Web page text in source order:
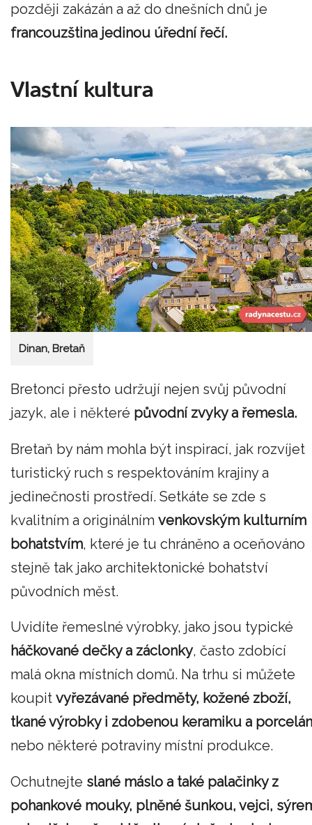
později zakázán a až do dnešních dnů je
francouzština jedinou úřední řečí.
Vlastní kultura
Dinan, Bretaň
Bretonci přesto udržují nejen svůj původní
jazyk, ale i některé původní zvyky a řemesla.
Bretaň by nám mohla být inspirací, jak rozvíjet
turistický ruch s respektováním krajiny a
jedinečnosti prostředí. Setkáte se zde s
kvalitním a originálním venkovským kulturním
bohatstvím, které je tu chráněno a oceňováno
stejně tak jako architektonické bohatství
původních měst.
Uvidíte řemeslné výrobky, jako jsou typické
háčkované dečky a záclonky, často zdobící
malá okna místních domů. Na trhu si můžete
koupit vyřezávané předměty, kožené zboží,
tkané výrobky i zdobenou keramiku a porcelán
nebo některé potraviny místní produkce.
Ochutnejte slané máslo a také palačinky z
pohankové mouky, plněné šunkou, vejci,